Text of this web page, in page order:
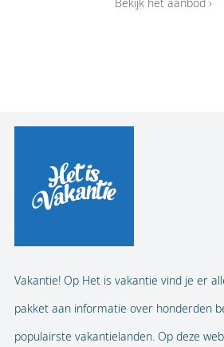
Vakantie! Op Het is vakantie vind je er
pakket aan informatie over honderden
populairste vakantielanden. Op deze